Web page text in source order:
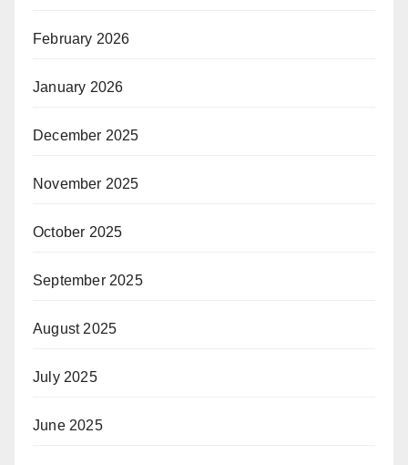
February 2026
January 2026
December 2025
November 2025
October 2025
September 2025
August 2025
July 2025
June 2025